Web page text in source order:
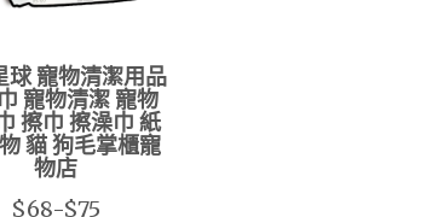
球 寵物清潔用品
寵物清潔 寵物
擦巾 擦澡巾 紙
貓 狗毛掌櫃寵
物店
$68-$75